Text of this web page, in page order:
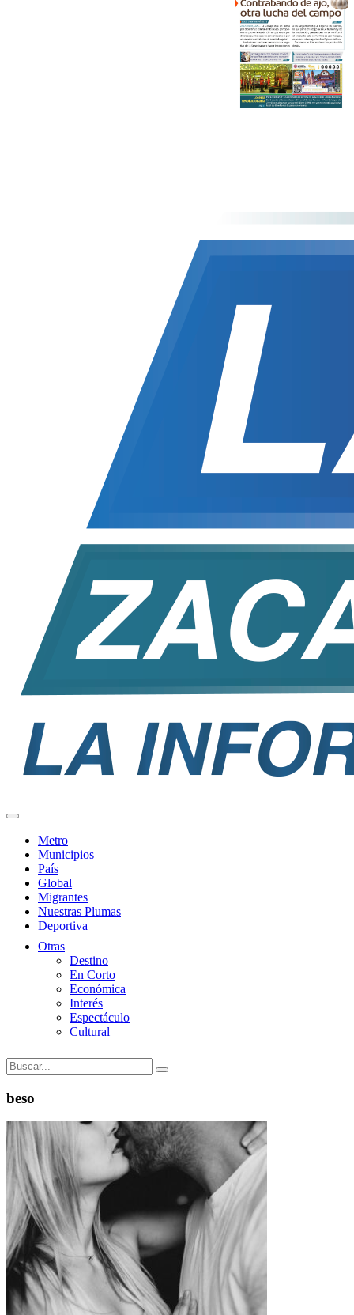
Metro
Municipios
País
Global
Migrantes
Nuestras Plumas
Deportiva
Otras
Destino
En Corto
Económica
Interés
Espectáculo
Cultural
beso